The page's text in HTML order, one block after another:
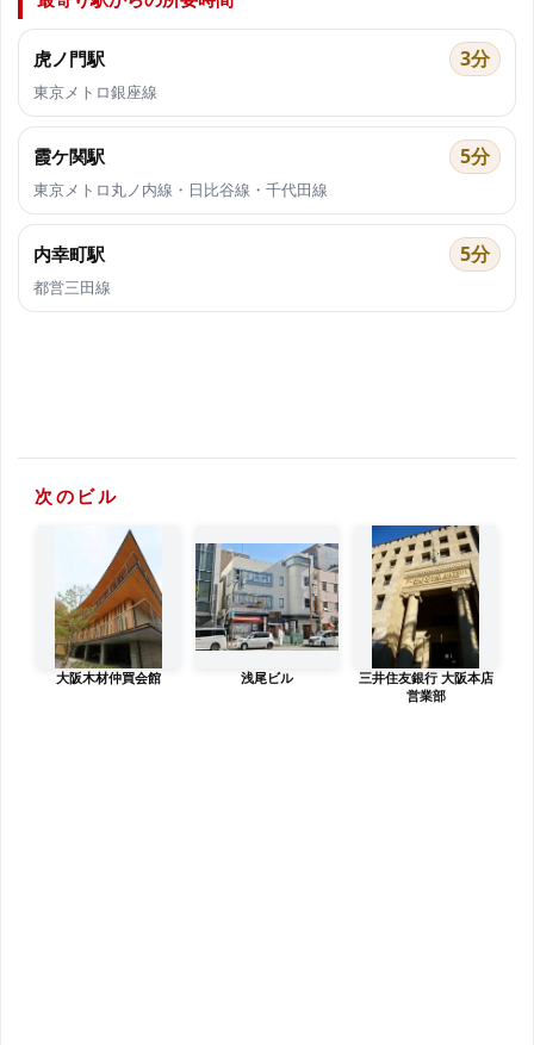
虎ノ門駅 3分
東京メトロ銀座線
霞ケ関駅 5分
東京メトロ丸ノ内線・日比谷線・千代田線
内幸町駅 5分
都営三田線
次のビル
大阪木材仲買会館 浅尾ビル
三井住友銀行 大阪本店
営業部